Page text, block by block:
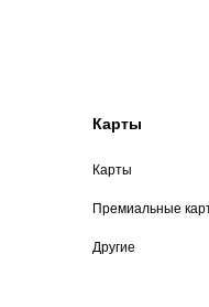
Карты
Карты
Премиальные
Другие